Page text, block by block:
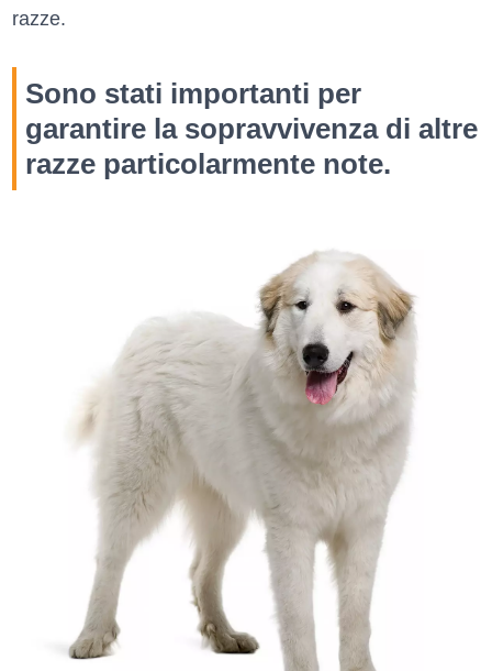
razze.
Sono stati importanti per
garantire la sopravvivenza di altre
razze particolarmente note.